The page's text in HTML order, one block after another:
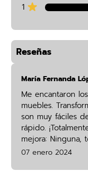
1
Reseñas
Me encantaron
muebles.
son muy fáciles
rápido.
mejora: Ninguna,
07 enero 2024